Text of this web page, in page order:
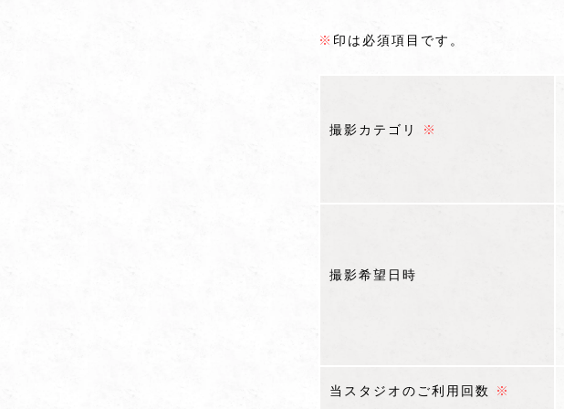
※ 印は必須項目です。
撮影カテゴリ ※
撮影希望日時
当スタジオのご利用回数 ※